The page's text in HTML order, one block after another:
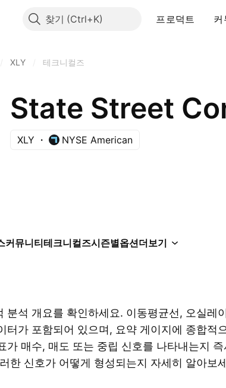
찾기 프로덕트 커
XLY 테크니컬즈
XLY NYSE American
커뮤니티테크니컬즈시즌별옵션더보기
분석 개요를 확인하세요. 이동평균선, 오실레
터가 포함되어 있으며, 요약 게이지에 종합적
가 매수, 매도 또는 중립 신호를 나타내는지 즉
한 신호가 어떻게 형성되는지 자세히 알아보